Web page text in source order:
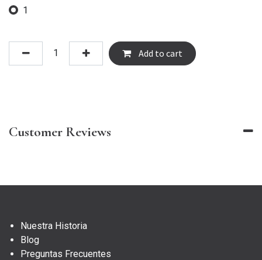
1
Add to cart
Customer Reviews
Nuestra Historia
Blog
Preguntas Frecuentes